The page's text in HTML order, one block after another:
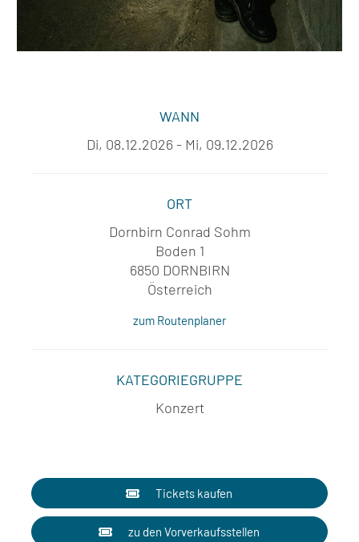
WANN
Di, 08.12.2026 - Mi, 09.12.2026
ORT
Dornbirn Conrad Sohm
Boden 1
6850 DORNBIRN
Österreich
zum Routenplaner
KATEGORIEGRUPPE
Konzert
Tickets kaufen
zu den Vorverkaufsstellen